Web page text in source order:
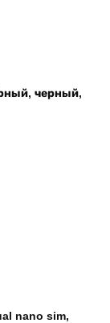
черный,
nano sim,